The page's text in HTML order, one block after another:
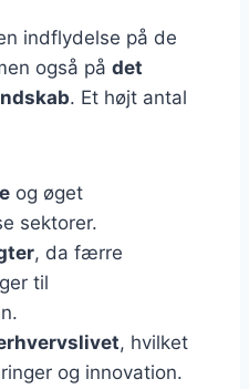
indflydelse på de
også på det
. Et højt antal
og øget
sektorer.
, da færre
til
, hvilket
og innovation.